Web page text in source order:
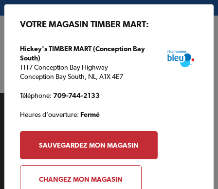
AUTOUR DE LA MAISON
VOTRE MAGASIN TIMBER MART:
Hickey's TIMBER MART (Conception Bay
South)
1117 Conception Bay Highway
Conception Bay South, NL, A1X 4E7
Téléphone: 709-744-2133
Heures d'ouverture: Fermé
SAUVEGARDEZ MON MAGASIN
CHANGEZ MON MAGASIN